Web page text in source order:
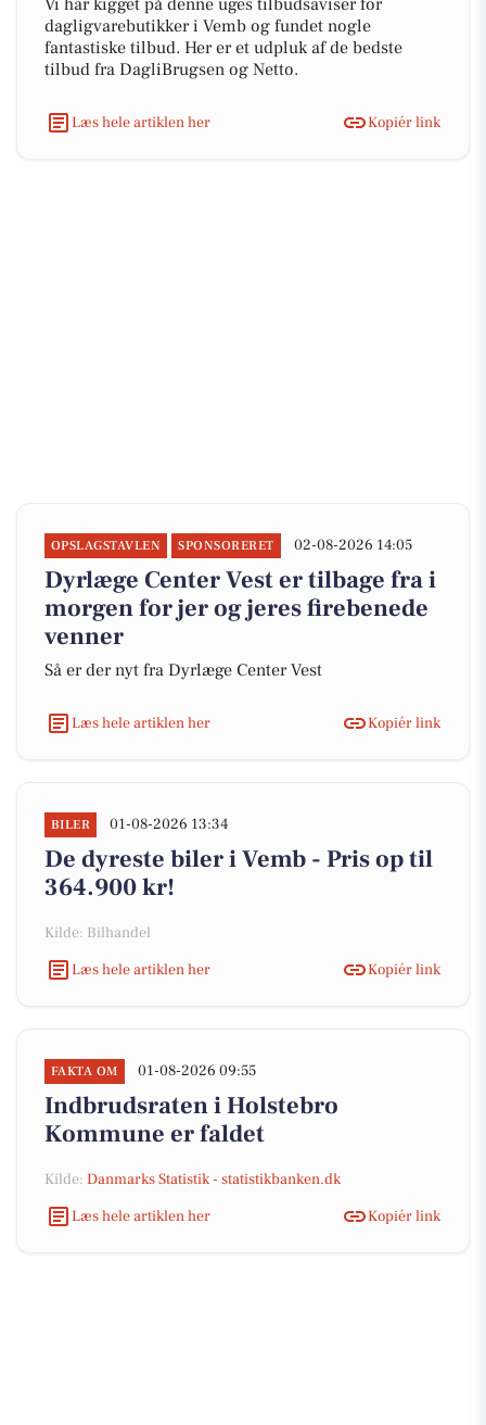
Vi har kigget på denne uges tilbudsaviser for
dagligvarebutikker i Vemb og fundet nogle
fantastiske tilbud. Her er et udpluk af de bedste
tilbud fra DagliBrugsen og Netto.
Læs hele artiklen her Kopiér link
OPSLAGSTAVLEN SPONSORERET 02-08-2026 14:05
Dyrlæge Center Vest er tilbage fra i
morgen for jer og jeres firebenede
venner
Så er der nyt fra Dyrlæge Center Vest
Læs hele artiklen her Kopiér link
BILER 01-08-2026 13:34
De dyreste biler i Vemb - Pris op til
364.900 kr!
Kilde: Bilhandel
Læs hele artiklen her
Kopiér link
FAKTA OM 01-08-2026 09:55
Indbrudsraten i Holstebro
Kommune er faldet
Kilde: Danmarks Statistik - statistikbanken.dk
Læs hele artiklen her
Kopiér link